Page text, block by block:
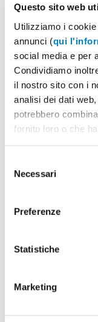
Questo sito web
Utilizziamo i
annunci (qui
social media e per
Condividiamo
il nostro sito con i
analisi dei dati
potrebbero
fornito loro o che
delNecessari
Preferenze
Statistiche
Marketing
2 Quantità
Minimo: 50
3 Il tuo
Vuoi caricare il
4
Tazza